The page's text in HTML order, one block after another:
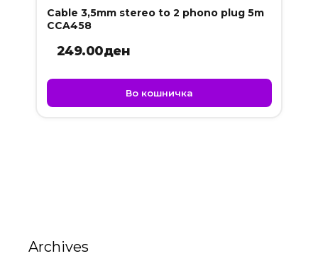
Cable 3,5mm stereo to 2 phono plug 5m
CCA458
249.00ден
Во кошничка
Archives